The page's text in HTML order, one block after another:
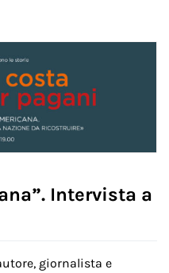
Intervista a
giornalista e